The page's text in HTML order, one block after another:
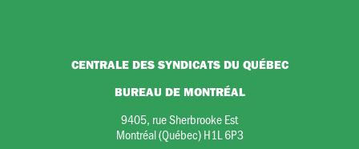
CENTRALE DES SYNDICATS DU QUÉBEC
BUREAU DE MONTRÉAL
9405, rue Sherbrooke Est
Montréal (Québec) H1L 6P3